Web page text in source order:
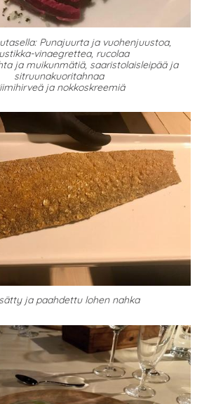
Punajuurta ja vuohenjuustoa,
vinaegrettea, rucolaa
ja muikunmätiä, saaristolaisleipää ja
sitruunakuoritahnaa
ja paahdettu lohen nahka